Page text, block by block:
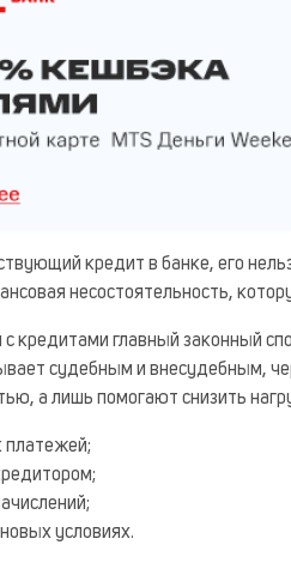
кредит в банке, его
несостоятельность,
кредитами главный законный
судебным и внесудебным,
а лишь помогают снизить
платежей;
условиях.